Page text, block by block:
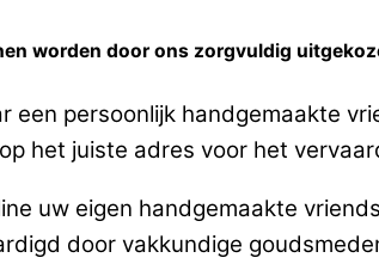
worden door ons zorgvuldig
een persoonlijk handgemaakte
het juiste adres voor het
uw eigen handgemaakte
door vakkundige